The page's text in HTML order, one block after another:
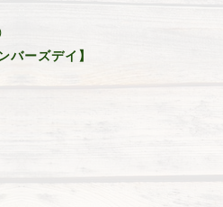
ーズデイ】